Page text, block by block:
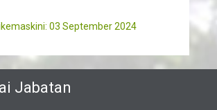
03 September 2024
Jabatan